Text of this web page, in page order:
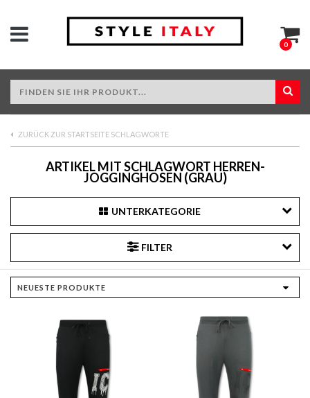
0
ZURÜCK ZUR STARTSEITE SCHLAGWORTE
ARTIKEL MIT SCHLAGWORT HERREN-
JOGGINGHOSEN (GRAU)
UNTERKATEGORIE
FILTER